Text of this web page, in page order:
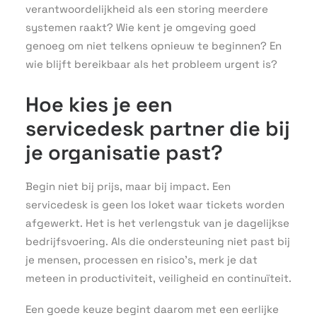
verantwoordelijkheid als een storing meerdere
systemen raakt? Wie kent je omgeving goed
genoeg om niet telkens opnieuw te beginnen? En
wie blijft bereikbaar als het probleem urgent is?
Hoe kies je een
servicedesk partner die bij
je organisatie past?
Begin niet bij prijs, maar bij impact. Een
servicedesk is geen los loket waar tickets worden
afgewerkt. Het is het verlengstuk van je dagelijkse
bedrijfsvoering. Als die ondersteuning niet past bij
je mensen, processen en risico’s, merk je dat
meteen in productiviteit, veiligheid en continuïteit.
Een goede keuze begint daarom met een eerlijke